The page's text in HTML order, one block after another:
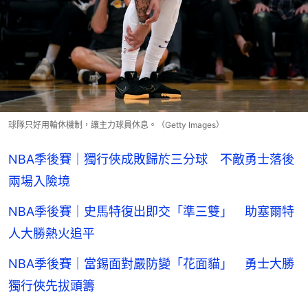
球隊只好用輪休機制，讓主力球員休息。（Getty Images）
NBA季後賽｜獨行俠成敗歸於三分球 不敵勇士落後
兩場入險境
NBA季後賽｜史馬特復出即交「準三雙」 助塞爾特
人大勝熱火追平
NBA季後賽｜當錫面對嚴防變「花面貓」 勇士大勝
獨行俠先拔頭籌